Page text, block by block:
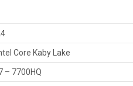
Core Kaby Lake
– 7700HQ